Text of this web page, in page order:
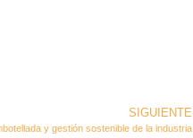
SIGUIENTE
y gestión sostenible de la industria